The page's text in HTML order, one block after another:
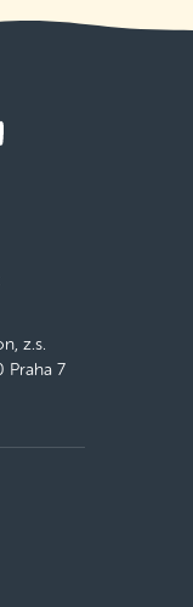
z.s.
Praha 7